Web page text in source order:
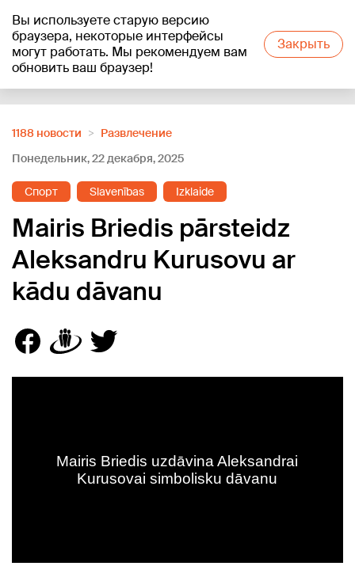
Вы используете старую версию
браузера, некоторые интерфейсы
могут работать. Мы рекомендуем вам
обновить ваш браузер!
Закрыть
+21°C
1188 новости
Развлечение
Понедельник, 22 декабря, 2025
Спорт Slavenības Izklaide
Mairis Briedis pārsteidz
Aleksandru Kurusovu ar
kādu dāvanu